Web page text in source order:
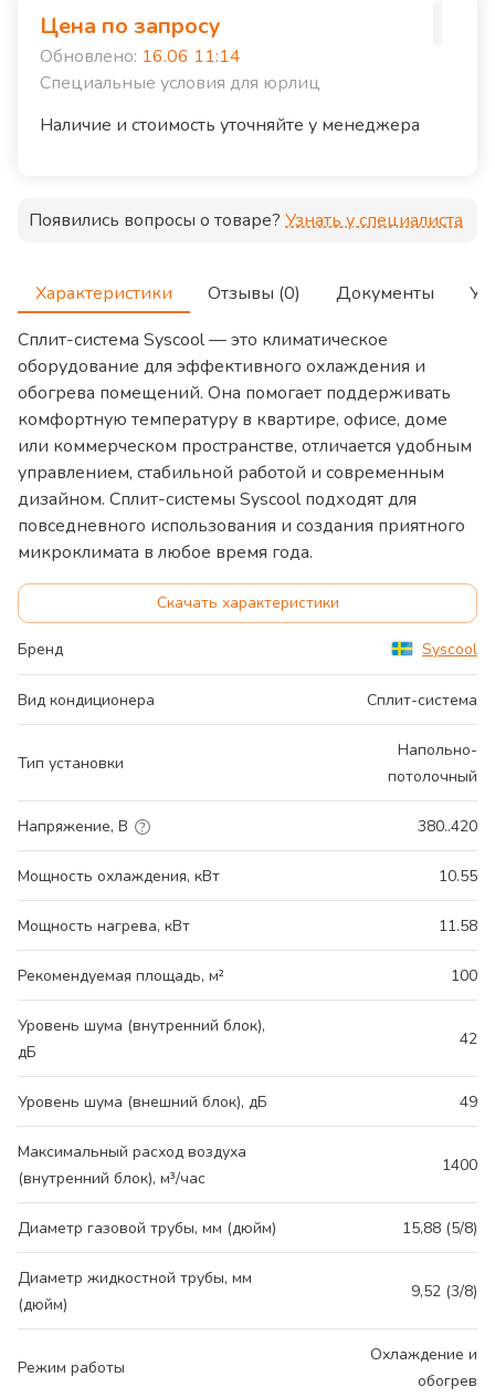
Цена по запросу
Обновлено: 16.06 11:14
Специальные условия для юрлиц
Наличие и стоимость уточняйте у менеджера
Появились вопросы о товаре? Узнать у специалиста
Характеристики Отзывы (0) Документы
Сплит-система Syscool — это климатическое
оборудование для эффективного охлаждения и
обогрева помещений. Она помогает поддерживать
комфортную температуру в квартире, офисе, доме
или коммерческом пространстве, отличается удобным
управлением, стабильной работой и современным
дизайном. Сплит-системы Syscool подходят для
повседневного использования и создания приятного
микроклимата в любое время года.
Скачать характеристики
Бренд Syscool
Вид кондиционера Сплит-система
Тип установки
Напольно-
потолочный
Напряжение, В 380..420
Мощность охлаждения, кВт 10.55
Мощность нагрева, кВт 11.58
Рекомендуемая площадь, м² 100
Уровень шума (внутренний блок),
дБ
42
Уровень шума (внешний блок), дБ 49
Максимальный расход воздуха
(внутренний блок), м³/час
1400
Диаметр газовой трубы, мм (дюйм) 15,88 (5/8)
Диаметр жидкостной трубы, мм
(дюйм)
9,52 (3/8)
Режим работы
Охлаждение и
обогрев